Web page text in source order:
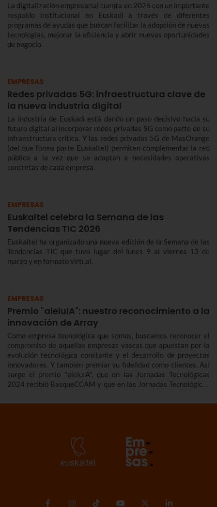
La digitalización empresarial cuenta en 2026 con un importante
respaldo institucional en Euskadi a través de diferentes
programas de ayudas que buscan facilitar la adopción de nuevas
tecnologías, mejorar la eficiencia y abrir nuevas oportunidades
de negocio.
EMPRESAS
Redes privadas 5G: infraestructura clave de
la nueva industria digital
La industria de Euskadi está dando un paso decisivo hacia su
futuro digital al incorporar redes privadas 5G como parte de su
infraestructura crítica. Y las redes privadas 5G de MasOrange
(del que forma parte Euskaltel) permiten complementar la red
pública a la vez que se adaptan a necesidades operativas
concretas de cada empresa.
EMPRESAS
Euskaltel celebra la Semana de las
Tendencias TIC 2026
Euskaltel ha organizado una nueva edición de la Semana de las
Tendencias TIC que tuvo lugar del lunes 9 al viernes 13 de
marzo y en formato virtual.
EMPRESAS
Premio "aleluIA": nuestro reconocimiento a la
innovación de Array
Como empresa tecnológica que somos, buscamos reconocer el
compromiso de aquellas empresas vascas que apuestan por la
evolución tecnológica constante y el desarrollo de proyectos
innovadores. Y también premiar su fidelidad como clientes. Así
surge el premio "aleluIA", que en las Jornadas Tecnológicas
2024 recibió BasqueCCAM y que en las Jornadas Tecnológicas